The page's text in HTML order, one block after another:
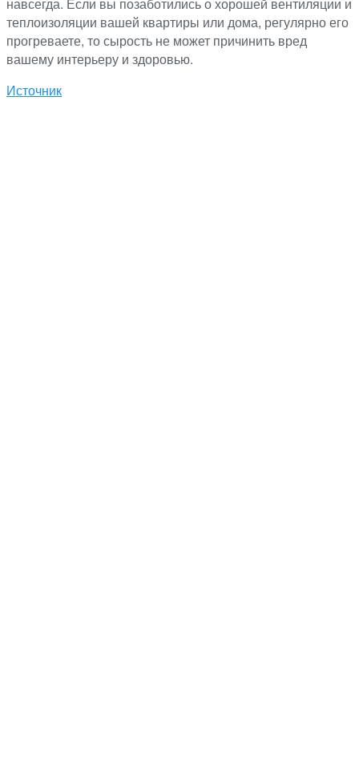
теплоизоляции вашей квартиры или дома, регулярно его
прогреваете, то сырость не может причинить вред
вашему интерьеру и здоровью.
Источник